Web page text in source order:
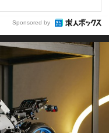
Sponsored by